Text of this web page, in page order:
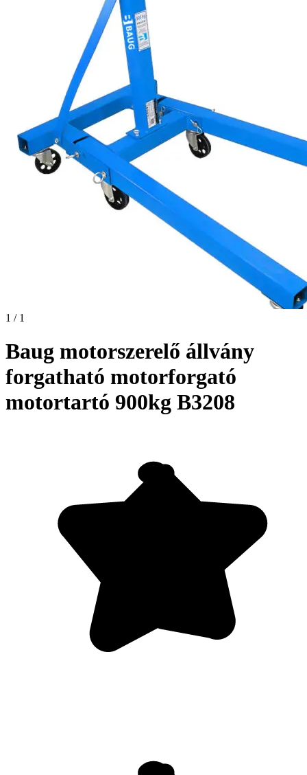
1 / 1
Baug motorszerelő állvány
forgatható motorforgató
motortartó 900kg B3208